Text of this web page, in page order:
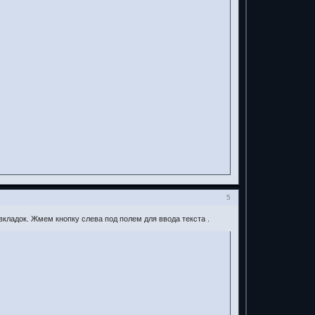
5
Жмем кнопку слева под полем для ввода текста .